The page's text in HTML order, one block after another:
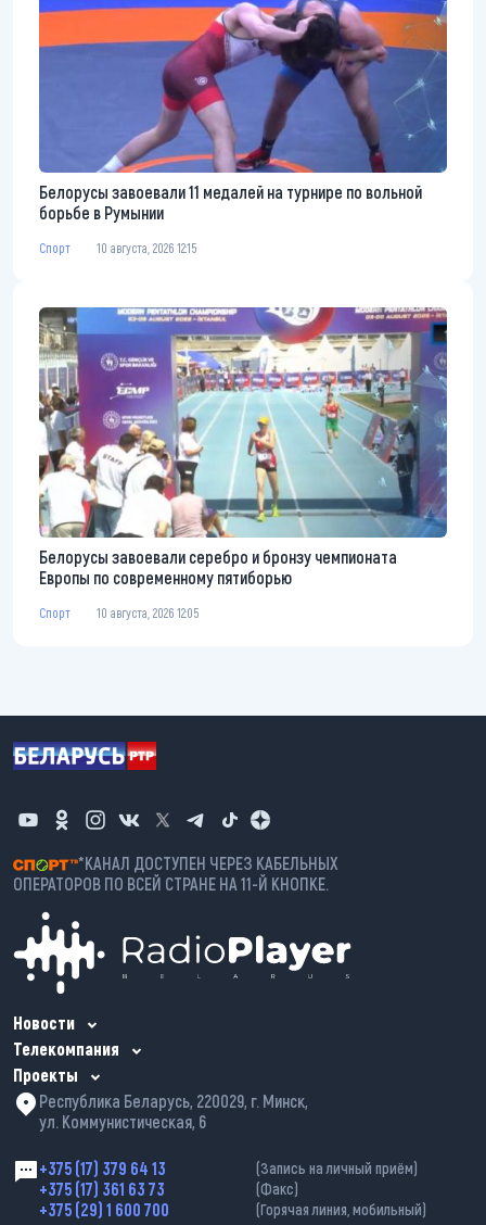
Белорусы завоевали 11 медалей на турнире по вольной
борьбе в Румынии
Спорт 10 августа, 2026 12:15
Белорусы завоевали серебро и бронзу чемпионата
Европы по современному пятиборью
Спорт 10 августа, 2026 12:05
*КАНАЛ ДОСТУПЕН ЧЕРЕЗ КАБЕЛЬНЫХ
ОПЕРАТОРОВ ПО ВСЕЙ СТРАНЕ НА 11-Й КНОПКЕ.
Новости
Телекомпания
Проекты
Республика Беларусь, 220029, г. Минск,
ул. Коммунистическая, 6
+375 (17) 379 64 13 (Запись на личный приём)
+375 (17) 361 63 73 (Факс)
+375 (29) 1 600 700 (Горячая линия, мобильный)